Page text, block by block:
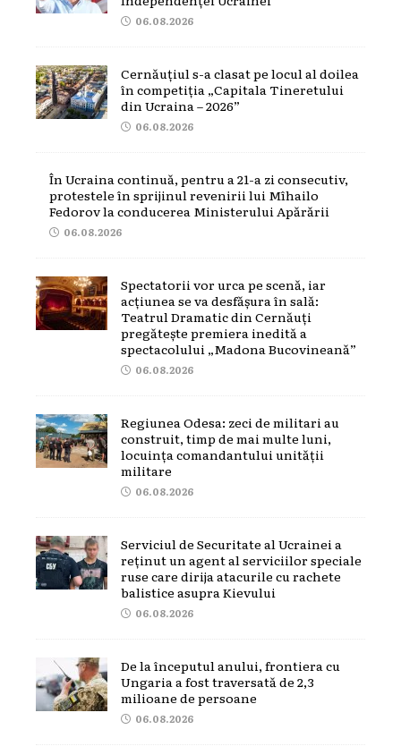
06.08.2026
Cernăuțiul s-a clasat pe locul al doilea
în competiția „Capitala Tineretului
din Ucraina – 2026”
06.08.2026
În Ucraina continuă, pentru a 21-a zi consecutiv,
protestele în sprijinul revenirii lui Mîhailo
Fedorov la conducerea Ministerului Apărării
06.08.2026
Spectatorii vor urca pe scenă, iar
acțiunea se va desfășura în sală:
Teatrul Dramatic din Cernăuți
pregătește premiera inedită a
spectacolului „Madona Bucovineană”
06.08.2026
Regiunea Odesa: zeci de militari au
construit, timp de mai multe luni,
locuința comandantului unității
militare
06.08.2026
Serviciul de Securitate al Ucrainei a
reținut un agent al serviciilor speciale
ruse care dirija atacurile cu rachete
balistice asupra Kievului
06.08.2026
De la începutul anului, frontiera cu
Ungaria a fost traversată de 2,3
milioane de persoane
06.08.2026